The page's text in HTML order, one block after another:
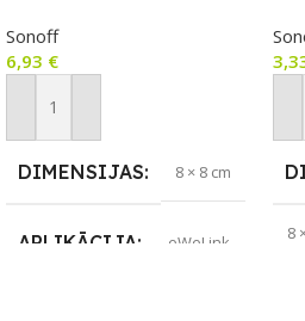
Sonoff
6,93 €
Pievienot Grozam
DIMENSIJAS 8 × 8 cm
APLIKĀCIJA eWeLink 8